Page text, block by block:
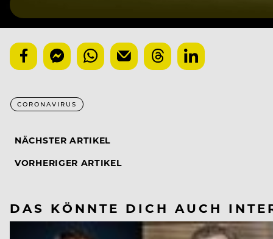
CORONAVIRUS
NÄCHSTER ARTIKEL
VORHERIGER ARTIKEL
DAS KÖNNTE DICH AUCH